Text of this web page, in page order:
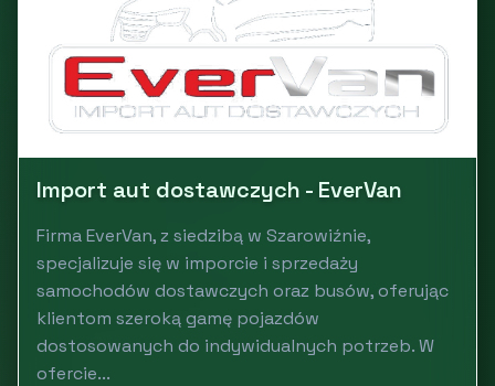
Import aut dostawczych - EverVan
Firma EverVan, z siedzibą w Szarowiźnie,
specjalizuje się w imporcie i sprzedaży
samochodów dostawczych oraz busów, oferując
klientom szeroką gamę pojazdów
dostosowanych do indywidualnych potrzeb. W
ofercie...